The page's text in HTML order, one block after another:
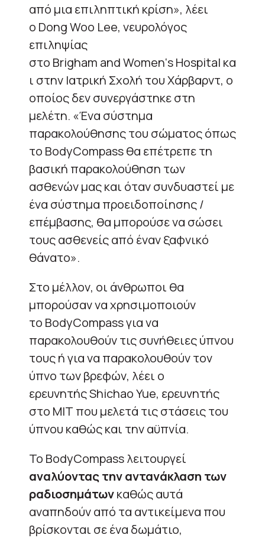
από μια επιληπτική κρίση», λέει
ο Dong Woo Lee, νευρολόγος
επιληψίας
στο Brigham and Women‘s Hospital κα
ι στην Ιατρική Σχολή του Χάρβαρντ, ο
οποίος δεν συνεργάστηκε στη
μελέτη. «Ένα σύστημα
παρακολούθησης του σώματος όπως
το BodyCompassθα επέτρεπε τη
βασική παρακολούθηση των
ασθενών μας και όταν συνδυαστεί με
ένα σύστημα προειδοποίησης /
επέμβασης, θα μπορούσε να σώσει
τους ασθενείς από έναν ξαφνικό
θάνατο».
Στο μέλλον, οι άνθρωποι θα
μπορούσαν να χρησιμοποιούν
το BodyCompassγια να
παρακολουθούν τις συνήθειες ύπνου
τους ή για να παρακολουθούν τον
ύπνο των βρεφών, λέει ο
ερευνητήςShichao Yue, ερευνητής
στο ΜΙΤ που μελετά τις στάσεις του
ύπνου καθώς και την αϋπνία.
Το BodyCompassλειτουργεί
αναλύοντας την αντανάκλαση των
ραδιοσημάτωνκαθώς αυτά
αναπηδούν από τα αντικείμενα που
βρίσκονται σε ένα δωμάτιο,